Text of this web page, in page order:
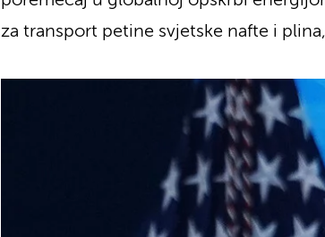
za transport petine svjetske nafte i